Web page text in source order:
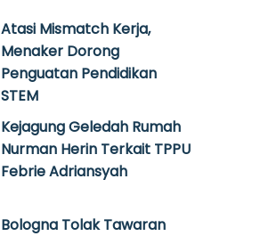
Atasi Mismatch Kerja,
Menaker Dorong
Penguatan Pendidikan
STEM
Kejagung Geledah Rumah
Nurman Herin Terkait TPPU
Febrie Adriansyah
Bologna Tolak Tawaran